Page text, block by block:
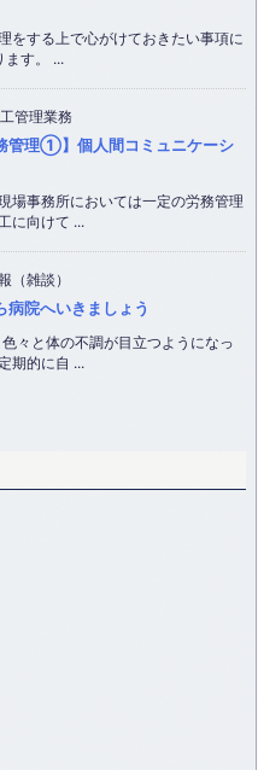
をする上で心がけておきたい事項に
ます。 ...
管理業務
管理①】個人間コミュニケーシ
場事務所においては一定の労務管理
に向けて ...
（雑談）
病院へいきましょう
々と体の不調が目立つようになっ
期的に自 ...